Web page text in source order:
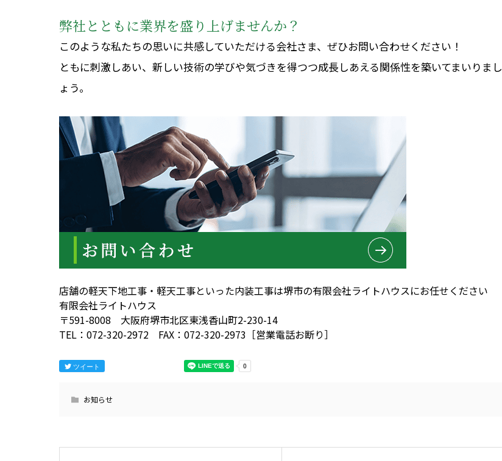
弊社とともに業界を盛り上げませんか？
このような私たちの思いに共感していただける会社さま、ぜひお問い合わせください！
ともに刺激しあい、新しい技術の学びや気づきを得つつ成長しあえる関係性を築いてまいりまし
ょう。
店舗の軽天下地工事・軽天工事といった内装工事は堺市の有限会社ライトハウスにお任せください
有限会社ライトハウス
〒591-8008 大阪府堺市北区東浅香山町2-230-14
TEL：072-320-2972 FAX：072-320-2973［営業電話お断り］
ツイート
お知らせ